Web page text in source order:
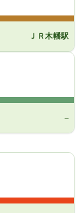
ＪＲ木幡駅
–